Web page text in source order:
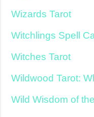
Wizards Tarot
Witchlings Spell
Witches Tarot
Wildwood Tarot:
Wild Wisdom of